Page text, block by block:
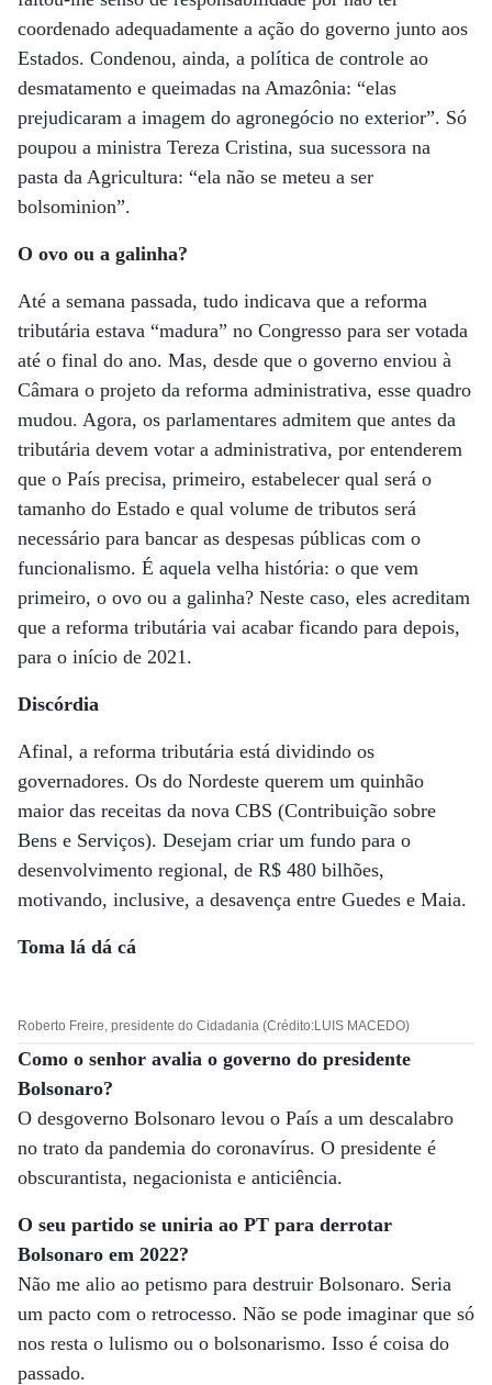
coordenado adequadamente a ação do governo junto aos
Estados. Condenou, ainda, a política de controle ao
desmatamento e queimadas na Amazônia: “elas
prejudicaram a imagem do agronegócio no exterior”. Só
poupou a ministra Tereza Cristina, sua sucessora na
pasta da Agricultura: “ela não se meteu a ser
bolsominion”.
O ovo ou a galinha?
Até a semana passada, tudo indicava que a reforma
tributária estava “madura” no Congresso para ser votada
até o final do ano. Mas, desde que o governo enviou à
Câmara o projeto da reforma administrativa, esse quadro
mudou. Agora, os parlamentares admitem que antes da
tributária devem votar a administrativa, por entenderem
que o País precisa, primeiro, estabelecer qual será o
tamanho do Estado e qual volume de tributos será
necessário para bancar as despesas públicas com o
funcionalismo. É aquela velha história: o que vem
primeiro, o ovo ou a galinha? Neste caso, eles acreditam
que a reforma tributária vai acabar ficando para depois,
para o início de 2021.
Discórdia
Afinal, a reforma tributária está dividindo os
governadores. Os do Nordeste querem um quinhão
maior das receitas da nova CBS (Contribuição sobre
Bens e Serviços). Desejam criar um fundo para o
desenvolvimento regional, de R$ 480 bilhões,
motivando, inclusive, a desavença entre Guedes e Maia.
Toma lá dá cá
Roberto Freire, presidente do Cidadania (Crédito:LUIS MACEDO)
Como o senhor avalia o governo do presidente
Bolsonaro?
O desgoverno Bolsonaro levou o País a um descalabro
no trato da pandemia do coronavírus. O presidente é
obscurantista, negacionista e anticiência.
O seu partido se uniria ao PT para derrotar
Bolsonaro em 2022?
Não me alio ao petismo para destruir Bolsonaro. Seria
um pacto com o retrocesso. Não se pode imaginar que só
nos resta o lulismo ou o bolsonarismo. Isso é coisa do
passado.